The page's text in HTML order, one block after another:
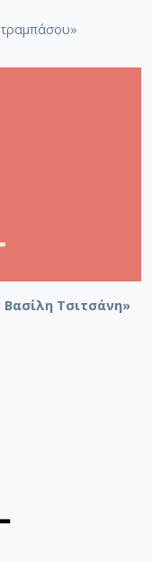
Τσιτσάνη»